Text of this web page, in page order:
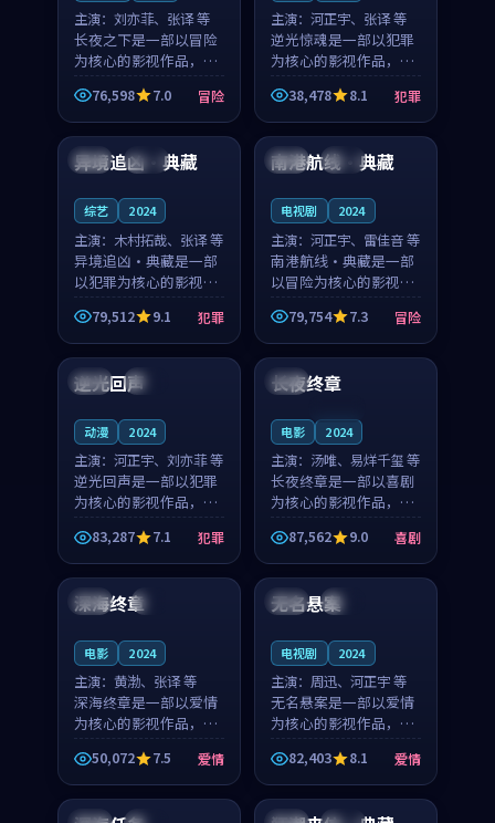
主演： 刘亦菲、张译 等
长夜之下是一部以冒险
为核心的影视作品，围
绕危机、反转与人物成
长展开，整体节奏紧
凑，值得推荐观看。
76,598 7.0 冒险
主演： 河正宇、张译 等
逆光惊魂是一部以犯罪
为核心的影视作品，围
绕危机、反转与人物成
长展开，整体节奏紧
凑，值得推荐观看。
38,478 8.1 犯罪
泰国 独播
异境追凶·典藏
综艺 2024
主演： 木村拓哉、张译 等
异境追凶·典藏是一部
以犯罪为核心的影视作
品，围绕危机、反转与
人物成长展开，整体节
奏紧凑，值得推荐观
79,512 9.1 犯罪
美国 热播
南港航线·典藏
电视剧 2024
主演： 河正宇、雷佳音 等
南港航线·典藏是一部
以冒险为核心的影视作
品，围绕危机、反转与
人物成长展开，整体节
奏紧凑，值得推荐观
79,754 7.3 冒险
中国 高分
逆光回声
动漫 2024
主演： 河正宇、刘亦菲 等
逆光回声是一部以犯罪
为核心的影视作品，围
绕危机、反转与人物成
长展开，整体节奏紧
凑，值得推荐观看。
83,287 7.1 犯罪
中国
长夜终章
电影 2024
主演： 汤唯、易烊千玺 等
长夜终章是一部以喜剧
为核心的影视作品，围
绕危机、反转与人物成
长展开，整体节奏紧
凑，值得推荐观看。
87,562 9.0 喜剧
韩国 4K
深海终章
电影 2024
主演： 黄渤、张译 等
深海终章是一部以爱情
为核心的影视作品，围
绕危机、反转与人物成
长展开，整体节奏紧
凑，值得推荐观看。
50,072 7.5 爱情
日本 完结
无名悬案
电视剧 2024
主演： 周迅、河正宇 等
无名悬案是一部以爱情
为核心的影视作品，围
绕危机、反转与人物成
长展开，整体节奏紧
凑，值得推荐观看。
82,403 8.1 爱情